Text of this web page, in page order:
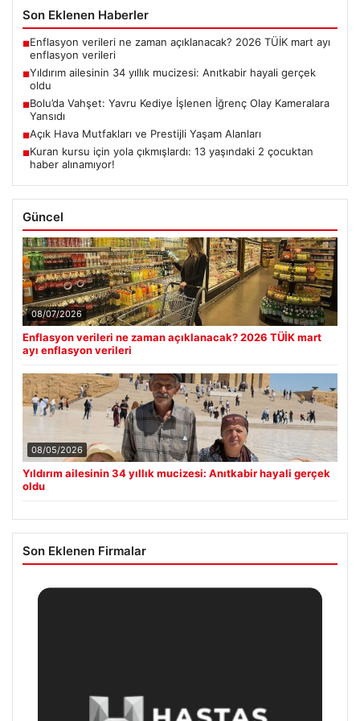
Son Eklenen Haberler
■Enflasyon verileri ne zaman açıklanacak? 2026 TÜİK mart ayı
enflasyon verileri
■Yıldırım ailesinin 34 yıllık mucizesi: Anıtkabir hayali gerçek
oldu
■Bolu’da Vahşet: Yavru Kediye İşlenen İğrenç Olay Kameralara
Yansıdı
■Açık Hava Mutfakları ve Prestijli Yaşam Alanları
■Kuran kursu için yola çıkmışlardı: 13 yaşındaki 2 çocuktan
haber alınamıyor!
Güncel
08/07/2026
Enflasyon verileri ne zaman açıklanacak? 2026 TÜİK mart
ayı enflasyon verileri
08/05/2026
Yıldırım ailesinin 34 yıllık mucizesi: Anıtkabir hayali gerçek
oldu
Son Eklenen Firmalar